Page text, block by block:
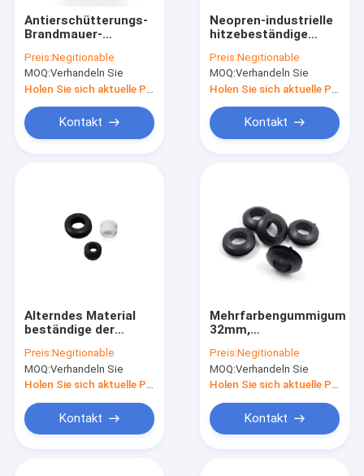
Antierschütterungs-
Brandmauer-
Gummimuffen-
Schwarz-Hitze-
Beweis
Preis:Negitionable
MOQ:Verhandeln Sie
Kontakt
Neopren-industrielle
hitzebeständige
Anti-Ozon
Preis:Negitionable
MOQ:Verhandeln Sie
Kontakt
Alterndes Material
beständige der
Gummimuffen-
wasserdichtes hohen
Temperatur NBR
Preis:Negitionable
MOQ:Verhandeln Sie
Holen Sie sich aktuelle Preis
Kontakt
32mm,
Gummimuffen
Oilproof
Preis:Negitionable
MOQ:Verhandeln Sie
Holen Sie sich aktuelle Preis
Kontakt